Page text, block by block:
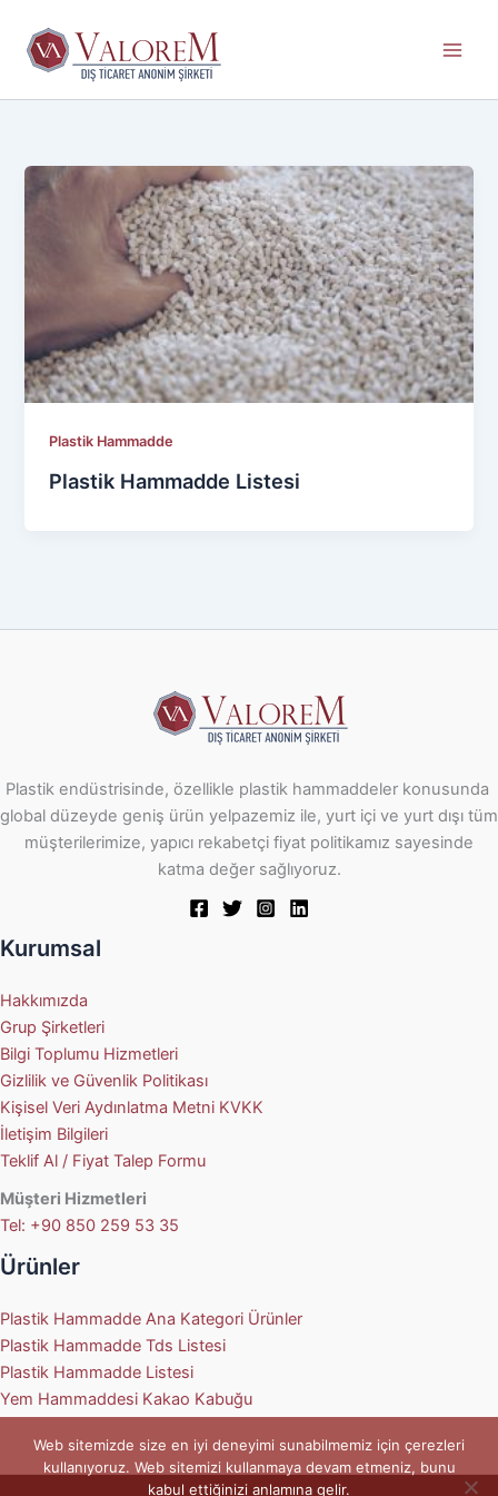
Plastik Hammadde
Plastik Hammadde Listesi
Plastik endüstrisinde, özellikle plastik hammaddeler konusunda
global düzeyde geniş ürün yelpazemiz ile, yurt içi ve yurt dışı tüm
müşterilerimize, yapıcı rekabetçi fiyat politikamız sayesinde
katma değer sağlıyoruz.
Kurumsal
Hakkımızda
Grup Şirketleri
Bilgi Toplumu Hizmetleri
Gizlilik ve Güvenlik Politikası
Kişisel Veri Aydınlatma Metni KVKK
İletişim Bilgileri
Teklif Al / Fiyat Talep Formu
Müşteri Hizmetleri
Tel: +90 850 259 53 35
Ürünler
Plastik Hammadde Ana Kategori Ürünler
Plastik Hammadde Tds Listesi
Plastik Hammadde Listesi
Yem Hammaddesi Kakao Kabuğu
Web sitemizde size en iyi deneyimi sunabilmemiz için çerezleri
kullanıyoruz. Web sitemizi kullanmaya devam etmeniz, bunu
kabul ettiğinizi anlamına gelir.